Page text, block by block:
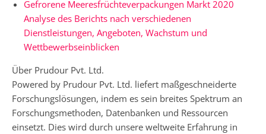
Gefrorene Meeresfrüchteverpackungen Markt 2020
Analyse des Berichts nach verschiedenen
Dienstleistungen, Angeboten, Wachstum und
Wettbewerbseinblicken
Über Prudour Pvt. Ltd.
Powered by Prudour Pvt. Ltd. liefert maßgeschneiderte
Forschungslösungen, indem es sein breites Spektrum an
Forschungsmethoden, Datenbanken und Ressourcen
einsetzt. Dies wird durch unsere weltweite Erfahrung in